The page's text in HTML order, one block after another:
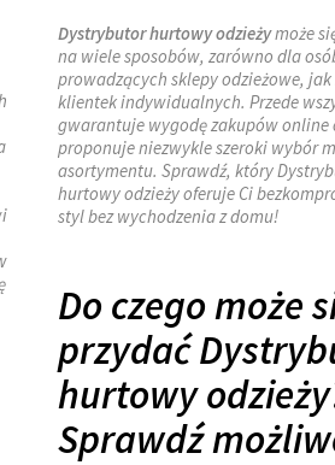
Dystrybutor hurtowy odzieżymoże
na wiele sposobów, zarówno dla
prowadzących sklepy odzieżowe,
klientek indywidualnych. Przede
gwarantuje wygodę zakupów online
proponuje niezwykle szeroki wybór
asortymentu. Sprawdź, który
hurtowy odzieży oferuje Ci
styl bez wychodzenia z domu!
Do czego może
przydać
hurtowy
Sprawdź